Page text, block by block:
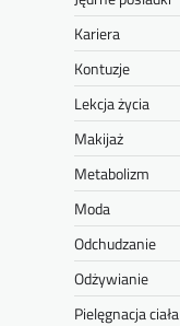
Kariera
Kontuzje
Lekcja życia
Makijaż
Metabolizm
Moda
Odchudzanie
Odżywianie
Pielęgnacja ciała